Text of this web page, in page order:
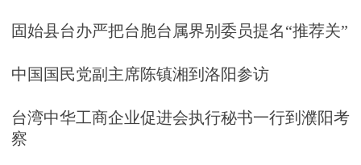
固始县台办严把台胞台属界别委员提名“推荐关”
中国国民党副主席陈镇湘到洛阳参访
台湾中华工商企业促进会执行秘书一行到濮阳考
察